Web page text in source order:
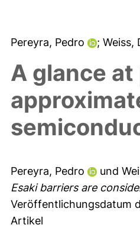
Pereyra, Pedro ; Weiss,
A glance
Pereyra, Pedro und
Esaki barriers are
Veröffentlichungsdatum
Artikel